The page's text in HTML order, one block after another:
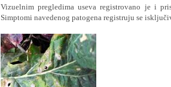
Vizuelnim pregledima useva registrovano je i
Simptomi navedenog patogena registruju se